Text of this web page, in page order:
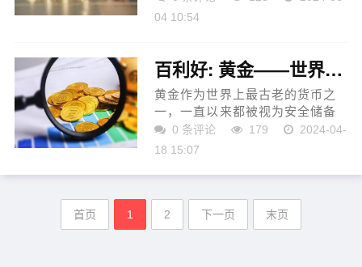
全球经济放缓等大背景下，黄金
04 10:54
百利好: 黄金——世界货币的象征
黄金作为世界上最古老的货币之
一，一直以来都被视为安全储备
资产和避险资产的代表。其价值
不仅体现在其稀缺性和珍贵性
中的地位和作用上。 首先，...
0 条评论 179
2024-04-
18 15:07
首页 1 2 下一页 末页